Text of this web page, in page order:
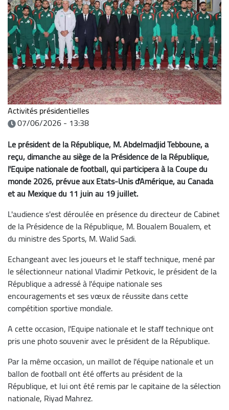
Activités présidentielles
07/06/2026 - 13:38
Le président de la République, M. Abdelmadjid Tebboune, a
reçu, dimanche au siège de la Présidence de la République,
l'Equipe nationale de football, qui participera à la Coupe du
monde 2026, prévue aux Etats-Unis d'Amérique, au Canada
et au Mexique du 11 juin au 19 juillet.
L'audience s'est déroulée en présence du directeur de Cabinet
de la Présidence de la République, M. Boualem Boualem, et
du ministre des Sports, M. Walid Sadi.
Echangeant avec les joueurs et le staff technique, mené par
le sélectionneur national Vladimir Petkovic, le président de la
République a adressé à l'équipe nationale ses
encouragements et ses vœux de réussite dans cette
compétition sportive mondiale.
A cette occasion, l'Equipe nationale et le staff technique ont
pris une photo souvenir avec le président de la République.
Par la même occasion, un maillot de l'équipe nationale et un
ballon de football ont été offerts au président de la
République, et lui ont été remis par le capitaine de la sélection
nationale, Riyad Mahrez.